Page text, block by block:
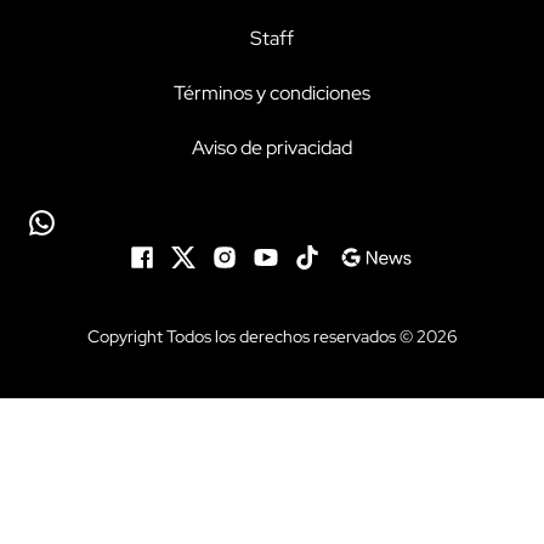
Staff
Términos y condiciones
Aviso de privacidad
Copyright Todos los derechos reservados © 2026